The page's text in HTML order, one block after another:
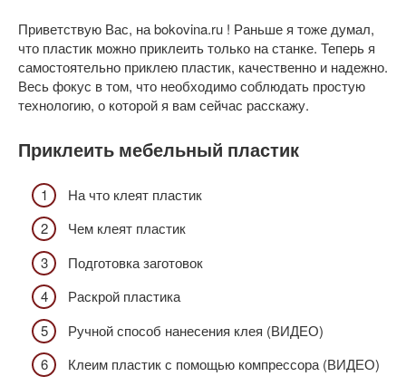
Приветствую Вас, на bokovina.ru ! Раньше я тоже думал,
что пластик можно приклеить только на станке. Теперь я
самостоятельно приклею пластик, качественно и надежно.
Весь фокус в том, что необходимо соблюдать простую
технологию, о которой я вам сейчас расскажу.
Приклеить мебельный пластик
На что клеят пластик
Чем клеят пластик
Подготовка заготовок
Раскрой пластика
Ручной способ нанесения клея (ВИДЕО)
Клеим пластик с помощью компрессора (ВИДЕО)